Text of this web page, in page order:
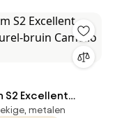
bruin
metalen